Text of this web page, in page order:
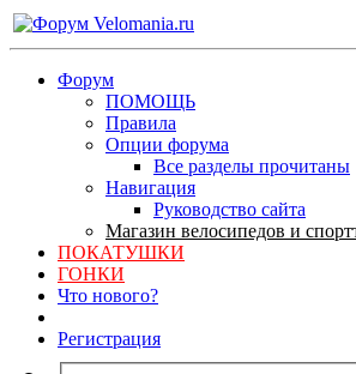
Форум
ПОМОЩЬ
Правила
Опции форума
Все разделы прочитаны
Навигация
Руководство сайта
Магазин велосипедов и
ПОКАТУШКИ
ГОНКИ
Что нового?
Регистрация